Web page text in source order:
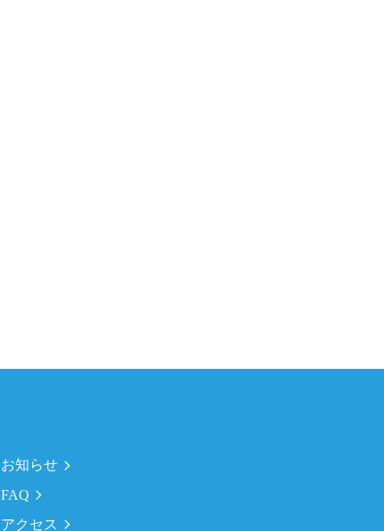
お知らせ
FAQ
アクセス